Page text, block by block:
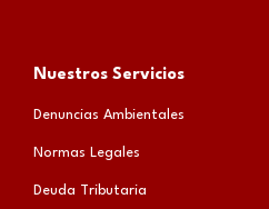
Nuestros Servicios
Denuncias Ambientales
Normas Legales
Deuda Tributaria